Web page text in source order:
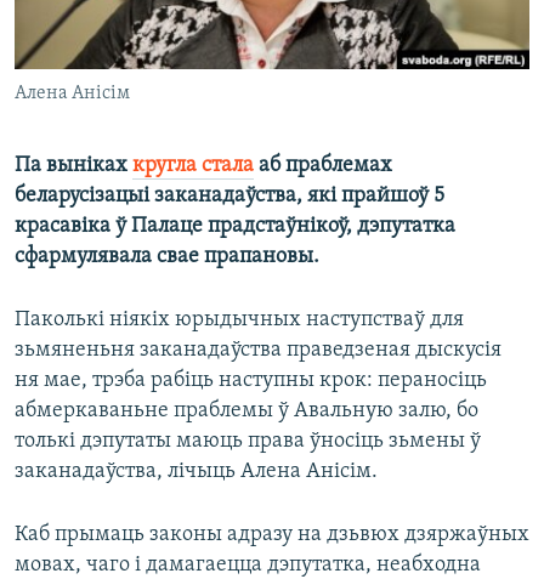
Алена Анісім
Па выніках кругла стала аб праблемах
беларусізацыі заканадаўства, які прайшоў 5
красавіка ў Палаце прадстаўнікоў, дэпутатка
сфармулявала свае прапановы.
Паколькі ніякіх юрыдычных наступстваў для
зьмяненьня заканадаўства праведзеная дыскусія
ня мае, трэба рабіць наступны крок: пераносіць
абмеркаваньне праблемы ў Авальную залю, бо
толькі дэпутаты маюць права ўносіць зьмены ў
заканадаўства, лічыць Алена Анісім.
Каб прымаць законы адразу на дзьвюх дзяржаўных
мовах, чаго і дамагаецца дэпутатка, неабходна